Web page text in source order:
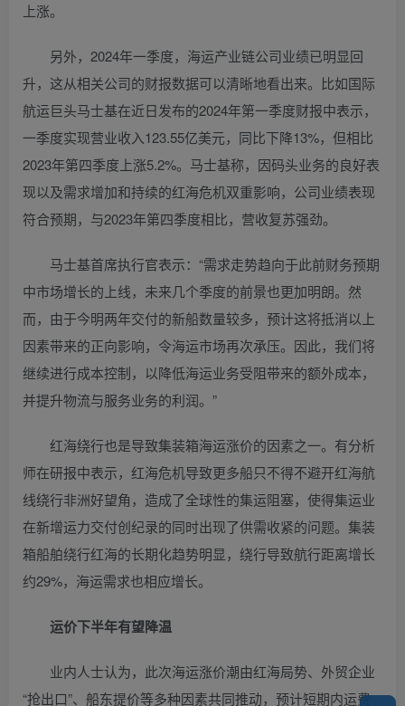
上涨。
另外，2024年一季度，海运产业链公司业绩已明显回
升，这从相关公司的财报数据可以清晰地看出来。比如国际
航运巨头马士基在近日发布的2024年第一季度财报中表示，
一季度实现营业收入123.55亿美元，同比下降13%，但相比
2023年第四季度上涨5.2%。马士基称，因码头业务的良好表
现以及需求增加和持续的红海危机双重影响，公司业绩表现
符合预期，与2023年第四季度相比，营收复苏强劲。
马士基首席执行官表示：“需求走势趋向于此前财务预期
中市场增长的上线，未来几个季度的前景也更加明朗。然
而，由于今明两年交付的新船数量较多，预计这将抵消以上
因素带来的正向影响，令海运市场再次承压。因此，我们将
继续进行成本控制，以降低海运业务受阻带来的额外成本，
并提升物流与服务业务的利润。”
红海绕行也是导致集装箱海运涨价的因素之一。有分析
师在研报中表示，红海危机导致更多船只不得不避开红海航
线绕行非洲好望角，造成了全球性的集运阻塞，使得集运业
在新增运力交付创纪录的同时出现了供需收紧的问题。集装
箱船舶绕行红海的长期化趋势明显，绕行导致航行距离增长
约29%，海运需求也相应增长。
运价下半年有望降温
业内人士认为，此次海运涨价潮由红海局势、外贸企业
“抢出口”、船东提价等多种因素共同推动，预计短期内运费